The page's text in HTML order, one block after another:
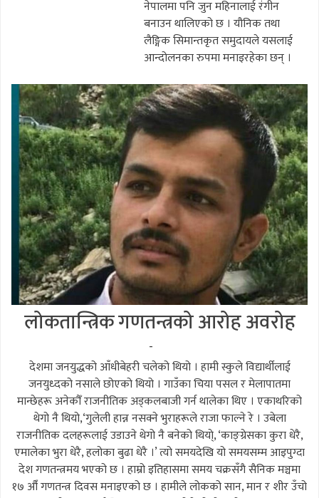
नेपालमा पनि जुन महिनालाई रंगीन
बनाउन थालिएको छ । यौनिक तथा
लैङ्गिक सिमान्तकृत समुदायले यसलाई
आन्दोलनका रुपमा मनाइरहेका छन् ।
लोकतान्त्रिक गणतन्त्रको आरोह अवरोह
-
देशमा जनयुद्धको आँधीबेहरी चलेको थियो । हामी स्कुले विद्यार्थीलाई
जनयुध्दको नसाले छोएको थियो । गाउँका चिया पसल र मेलापातमा
मान्छेहरू अनेकौँ राजनीतिक अड्कलबाजी गर्न थालेका थिए । एकाथरिको
थेगो नै थियो,‘गुलेली हान्न नसक्ने भुराहरूले राजा फाल्ने रे । उबेला
राजनीतिक दलहरूलाई उडाउने थेगो नै बनेको थिया्े, ‘काङ्ग्रेसका कुरा धेरै,
एमालेका भुरा धेरै, हलोका बुढा धेरै ।’ त्यो समयदेखि यो समयसम्म आइपुग्दा
देश गणतन्त्रमय भएको छ । हाम्रो इतिहासमा समय चक्रसँगै सैनिक मञ्चमा
१७ औँ गणतन्त्र दिवस मनाइएको छ । हामीले लोकको सान, मान र शीर उँचो